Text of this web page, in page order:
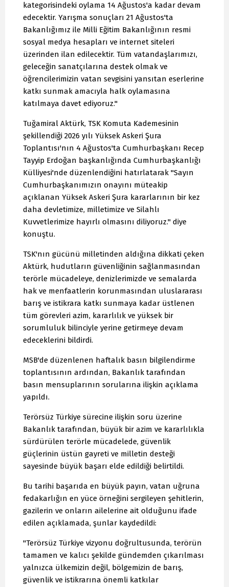
kategorisindeki oylama 14 Ağustos'a kadar devam
edecektir. Yarışma sonuçları 21 Ağustos'ta
Bakanlığımız ile Milli Eğitim Bakanlığının resmi
sosyal medya hesapları ve internet siteleri
üzerinden ilan edilecektir. Tüm vatandaşlarımızı,
geleceğin sanatçılarına destek olmak ve
öğrencilerimizin vatan sevgisini yansıtan eserlerine
katkı sunmak amacıyla halk oylamasına
katılmaya davet ediyoruz."
Tuğamiral Aktürk, TSK Komuta Kademesinin
şekillendiği 2026 yılı Yüksek Askeri Şura
Toplantısı'nın 4 Ağustos'ta Cumhurbaşkanı Recep
Tayyip Erdoğan başkanlığında Cumhurbaşkanlığı
Külliyesi'nde düzenlendiğini hatırlatarak "Sayın
Cumhurbaşkanımızın onayını müteakip
açıklanan Yüksek Askeri Şura kararlarının bir kez
daha devletimize, milletimize ve Silahlı
Kuvvetlerimize hayırlı olmasını diliyoruz." diye
konuştu.
TSK'nın gücünü milletinden aldığına dikkati çeken
Aktürk, hudutların güvenliğinin sağlanmasından
terörle mücadeleye, denizlerimizde ve semalarda
hak ve menfaatlerin korunmasından uluslararası
barış ve istikrara katkı sunmaya kadar üstlenen
tüm görevleri azim, kararlılık ve yüksek bir
sorumluluk bilinciyle yerine getirmeye devam
edeceklerini bildirdi.
MSB'de düzenlenen haftalık basın bilgilendirme
toplantısının ardından, Bakanlık tarafından
basın mensuplarının sorularına ilişkin açıklama
yapıldı.
Terörsüz Türkiye sürecine ilişkin soru üzerine
Bakanlık tarafından, büyük bir azim ve kararlılıkla
sürdürülen terörle mücadelede, güvenlik
güçlerinin üstün gayreti ve milletin desteği
sayesinde büyük başarı elde edildiği belirtildi.
Bu tarihi başarıda en büyük payın, vatan uğruna
fedakarlığın en yüce örneğini sergileyen şehitlerin,
gazilerin ve onların ailelerine ait olduğunu ifade
edilen açıklamada, şunlar kaydedildi:
"Terörsüz Türkiye vizyonu doğrultusunda, terörün
tamamen ve kalıcı şekilde gündemden çıkarılması
yalnızca ülkemizin değil, bölgemizin de barış,
güvenlik ve istikrarına önemli katkılar